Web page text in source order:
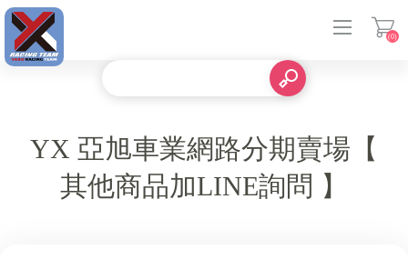
(0)
YX 亞旭車業網路分期賣場【
其他商品加LINE詢問 】